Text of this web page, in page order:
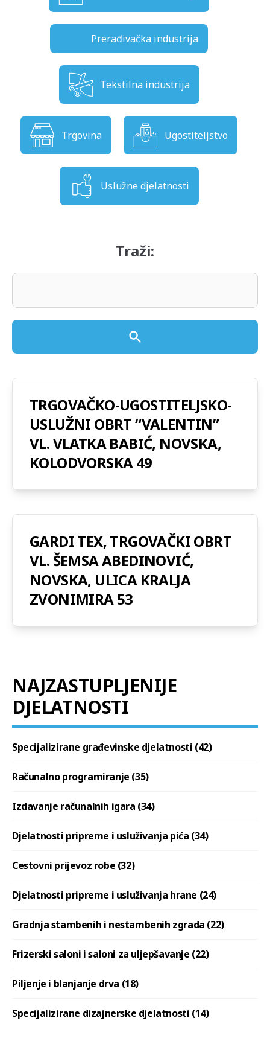
Prerađivačka industrija
Tekstilna industrija
Trgovina Ugostiteljstvo
Uslužne djelatnosti
Traži:
TRGOVAČKO-UGOSTITELJSKO-
USLUŽNI OBRT “VALENTIN”
VL. VLATKA BABIĆ, NOVSKA,
KOLODVORSKA 49
GARDI TEX, TRGOVAČKI OBRT
VL. ŠEMSA ABEDINOVIĆ,
NOVSKA, ULICA KRALJA
ZVONIMIRA 53
NAJZASTUPLJENIJE
DJELATNOSTI
Specijalizirane građevinske djelatnosti (42)
Računalno programiranje (35)
Izdavanje računalnih igara (34)
Djelatnosti pripreme i usluživanja pića (34)
Cestovni prijevoz robe (32)
Djelatnosti pripreme i usluživanja hrane (24)
Gradnja stambenih i nestambenih zgrada (22)
Frizerski saloni i saloni za uljepšavanje (22)
Piljenje i blanjanje drva (18)
Specijalizirane dizajnerske djelatnosti (14)